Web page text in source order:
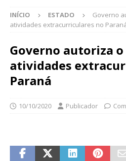
INÍCIO ESTADO
Governo
atividades extracurriculares no
Governo autoriza
atividades
Paraná
10/10/2020 Publicador